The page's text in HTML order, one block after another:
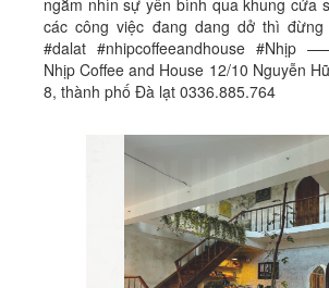
ngắm nhìn sự yên bình qua khung cửa
các công việc đang dang dở thì đừng
#dalat #nhipcoffeeandhouse
Nhịp Coffee and House 12/10 Nguyễn
8, thành phố Đà lạt 0336.885.764